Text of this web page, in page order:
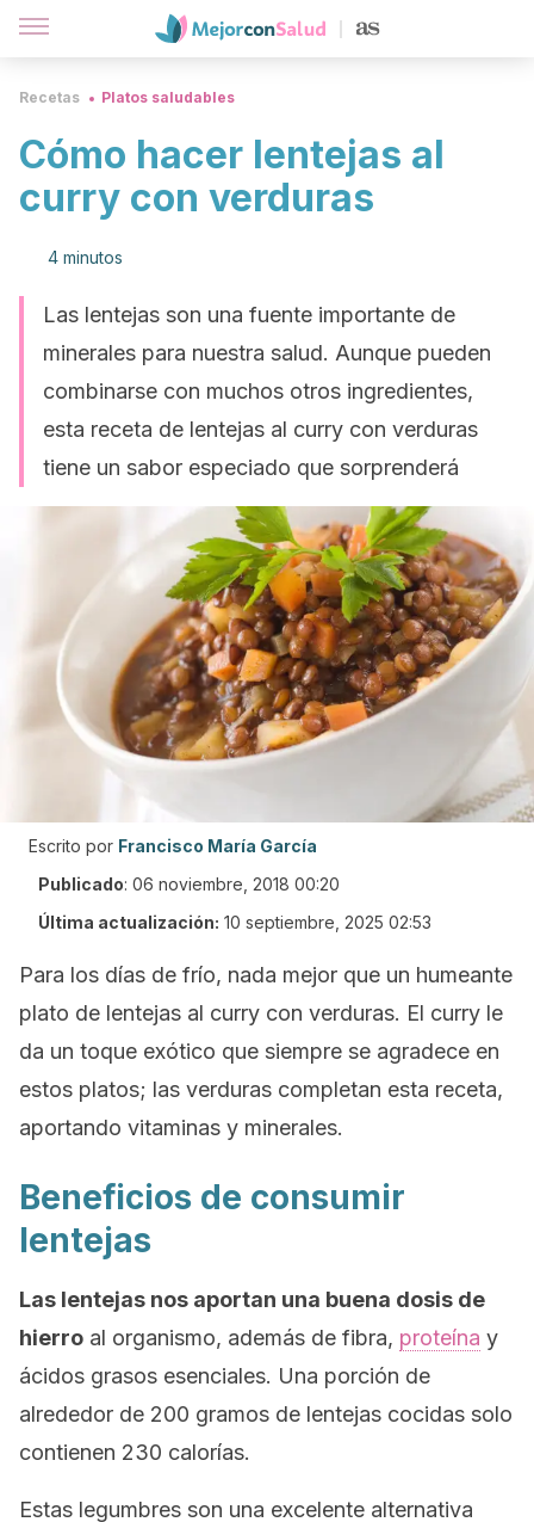
Recetas Platos saludables
Cómo hacer lentejas al
curry con verduras
4 minutos
Las lentejas son una fuente importante de
minerales para nuestra salud. Aunque pueden
combinarse con muchos otros ingredientes,
esta receta de lentejas al curry con verduras
tiene un sabor especiado que sorprenderá
Escrito por Francisco María García
Publicado: 06 noviembre, 2018 00:20
Última actualización: 10 septiembre, 2025 02:53
Para los días de frío, nada mejor que un humeante
plato de lentejas al curry con verduras. El curry le
da un toque exótico que siempre se agradece en
estos platos; las verduras completan esta receta,
aportando vitaminas y minerales.
Beneficios de consumir
lentejas
Las lentejas nos aportan una buena dosis de
hierro al organismo, además de fibra, proteína y
ácidos grasos esenciales. Una porción de
alrededor de 200 gramos de lentejas cocidas solo
contienen 230 calorías.
Estas legumbres son una excelente alternativa